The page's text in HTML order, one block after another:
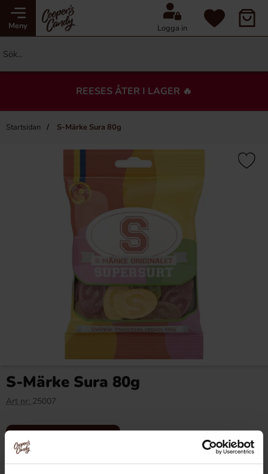
Meny Logga in
REESES ÅTER I LAGER 🔥
Startsidan S-Märke Sura 80g
S-Märke Sura 80g
Art nr: 25007